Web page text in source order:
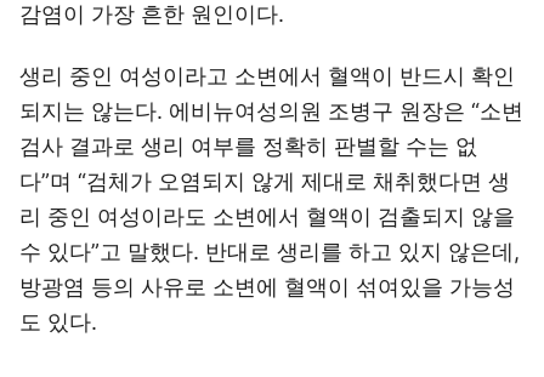
감염이 가장 흔한 원인이다.
생리 중인 여성이라고 소변에서 혈액이 반드시 확인
되지는 않는다. 에비뉴여성의원 조병구 원장은 “소변
검사 결과로 생리 여부를 정확히 판별할 수는 없
다”며 “검체가 오염되지 않게 제대로 채취했다면 생
리 중인 여성이라도 소변에서 혈액이 검출되지 않을
수 있다”고 말했다. 반대로 생리를 하고 있지 않은데,
방광염 등의 사유로 소변에 혈액이 섞여있을 가능성
도 있다.